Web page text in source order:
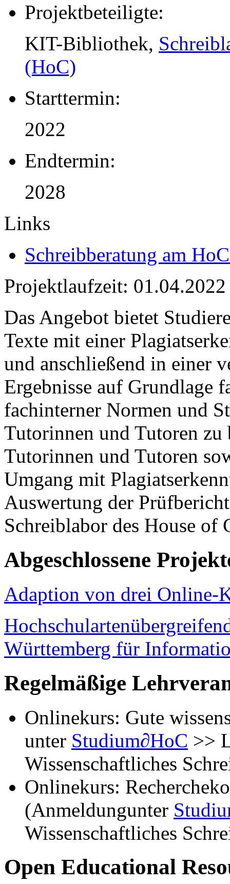
Projektbeteiligte:
KIT-Bibliothek,
(HoC)
Starttermin:
2022
Endtermin:
2028
Links
Schreibberatung am
Projektlaufzeit:
Das Angebot bietet
Texte mit einer
und anschließend in einer
Ergebnisse auf Grundlage
fachinterner Normen und
Tutorinnen und Tutoren zu
Tutorinnen und Tutoren
Umgang mit
Auswertung der
Schreiblabor des House of
Abgeschlossene
Adaption von drei Online-
Württemberg für
Regelmäßige
Onlinekurs: Gute
unter Studium∂HoC >>
Wissenschaftliches
Onlinekurs:
(Anmeldungunter
Wissenschaftliches
Open Educational